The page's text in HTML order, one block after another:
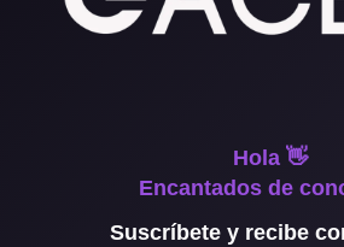
Hola 👋
Encantados de
Suscríbete y recibe